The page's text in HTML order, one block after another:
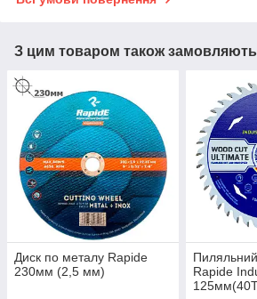
З цим товаром також замовляють
Диск по металу Rapide
230мм (2,5 мм)
Rapide